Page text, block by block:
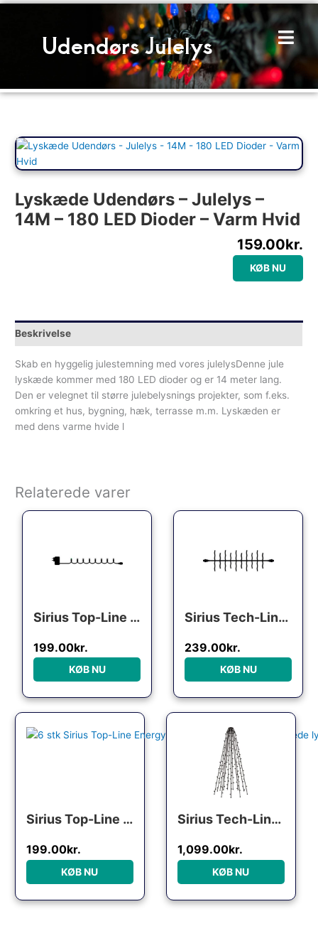
Gå
Udendørs Julelys
Lyskæde Udendørs – Julelys –
14M – 180 LED Dioder – Varm Hvid
159.00kr.
KØB NU
Beskrivelse
Skab en hyggelig julestemning med vores julelysDenne jule
lyskæde kommer med 180 LED dioder og er 14 meter lang.
Den er velegnet til større julebelysnings projekter, som f.eks.
omkring et hus, bygning, hæk, terrasse m.m. Lyskæden er
med dens varme hvide l
Relaterede varer
Sirius Top-Line Energy udendørs lyskæde, 50 varm hvide lys, 5 meter, startsæt
199.00kr.
KØB NU
Sirius Tech-Line Cluster udendørs lyskæde, 120 varm hvide lys, 2 meter, forlænger
239.00kr.
KØB NU
Sirius Top-Line Energy udendørs lyskæde, 50 farvede lys, 5 meter, startsæt
199.00kr.
KØB NU
Sirius Tech-Line lyskæde til flagstang, 480 varm hvide lys, 6 meter
1,099.00kr.
KØB NU